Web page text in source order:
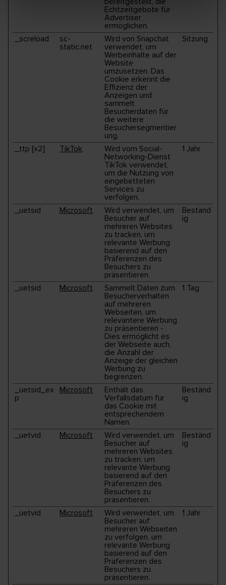
Echtzeitgebote für
Advertiser
ermöglichen.
_screload
sc-
static.net
Wird von Snapchat
verwendet, um
Werbeinhalte auf der
Website
umzusetzen. Das
Cookie erkennt die
Effizienz der
Anzeigen und
sammelt
Besucherdaten für
die weitere
Besuchersegmentier
ung.
Sitzung
_ttp [x2] TikTok
Wird vom Social-
Networking-Dienst
TikTok verwendet,
um die Nutzung von
eingebetteten
Services zu
verfolgen.
1 Jahr
_uetsid Microsoft
Wird verwendet, um
Besucher auf
mehreren Websites
zu tracken, um
relevante Werbung
basierend auf den
Präferenzen des
Besuchers zu
präsentieren.
Beständ
ig
_uetsid Microsoft
Sammelt Daten zum
Besucherverhalten
auf mehreren
Webseiten, um
relevantere Werbung
zu präsentieren -
Dies ermöglicht es
der Webseite auch,
die Anzahl der
Anzeige der gleichen
Werbung zu
begrenzen.
1 Tag
_uetsid_ex
p
Microsoft
Enthält das
Verfallsdatum für
das Cookie mit
entsprechendem
Namen.
Beständ
ig
_uetvid Microsoft
Wird verwendet, um
Besucher auf
mehreren Websites
zu tracken, um
relevante Werbung
basierend auf den
Präferenzen des
Besuchers zu
präsentieren.
Beständ
ig
_uetvid Microsoft
Wird verwendet, um
Besucher auf
mehreren Webseiten
zu verfolgen, um
relevante Werbung
basierend auf den
Präferenzen des
Besuchers zu
präsentieren.
1 Jahr